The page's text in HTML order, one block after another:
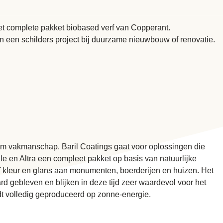
complete pakket biobased verf van Copperant.
schilders project bij duurzame nieuwbouw of renovatie.
vakmanschap. Baril Coatings gaat voor oplossingen die
en Altra een compleet pakket op basis van natuurlijke
en glans aan monumenten, boerderijen en huizen. Het
gebleven en blijken in deze tijd zeer waardevol voor het
volledig geproduceerd op zonne-energie.